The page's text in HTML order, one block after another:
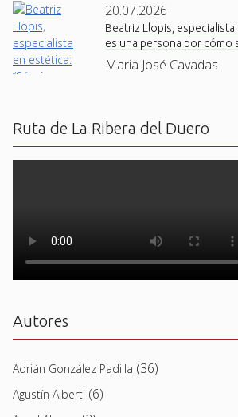
20.07.2026
Beatriz Llopis, especialista
es una persona por cómo
Maria José Cavadas
Ruta de La Ribera del Duero
Autores
Adrián González Padilla (36)
Agustín Alberti (6)